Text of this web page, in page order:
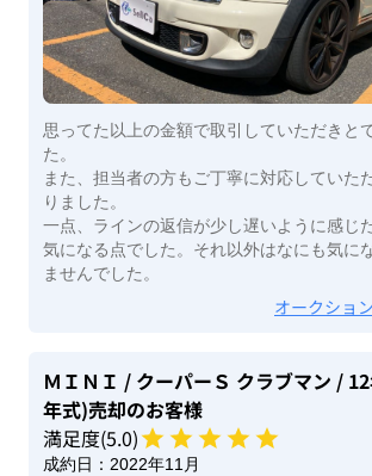
思ってた以上の金額で取引していただきと
た。
また、担当者の方もご丁寧に対応していた
りました。
一点、ラインの返信が少し遅いように感じ
気になる点でした。それ以外はなにも気に
ませんでした。
オークショ
ＭＩＮＩ / クーパーＳ クラブマン /
年式)売却のお客様
満足度(5.0)
成約日： 2022年11月